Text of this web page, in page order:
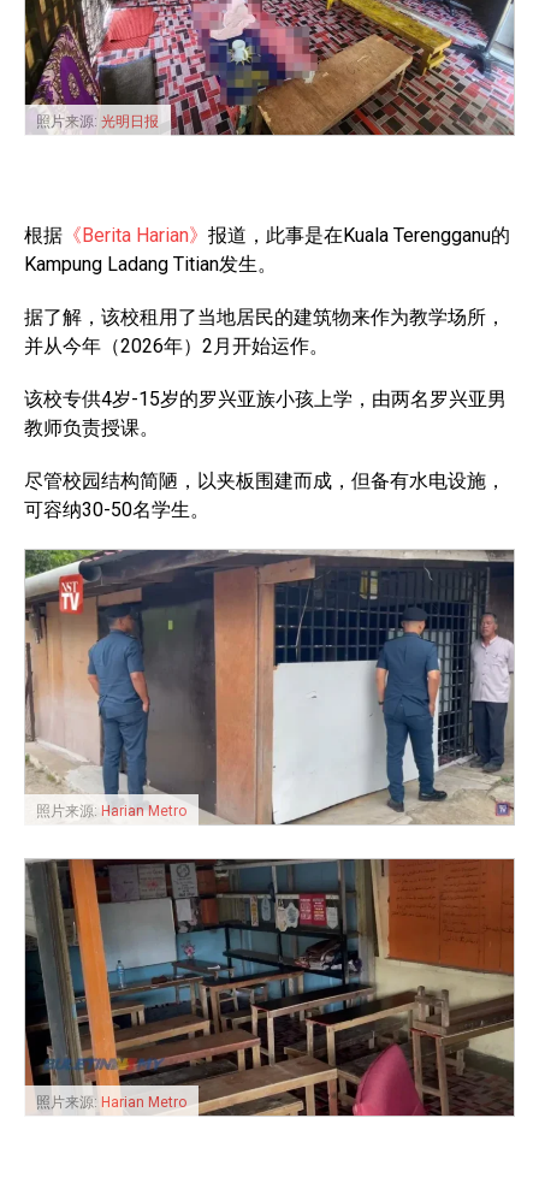
照片来源: 光明日报
根据 《Berita Harian》 报道，此事是在Kuala Terengganu的
Kampung Ladang Titian发生。
据了解，该校租用了当地居民的建筑物来作为教学场所，
并从今年（2026年）2月开始运作。
该校专供4岁-15岁的罗兴亚族小孩上学，由两名罗兴亚男
教师负责授课。
尽管校园结构简陋，以夹板围建而成，但备有水电设施，
可容纳30-50名学生。
照片来源: Harian Metro
照片来源: Harian Metro